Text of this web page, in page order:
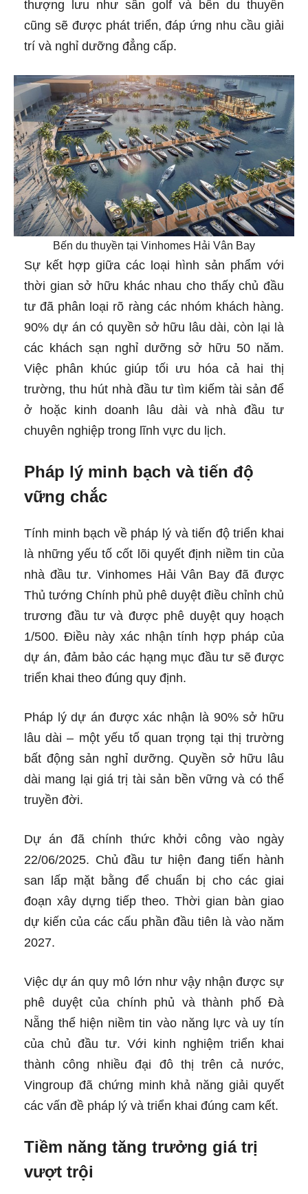
thượng lưu như sân golf và bến du thuyền
cũng sẽ được phát triển, đáp ứng nhu cầu giải
trí và nghỉ dưỡng đẳng cấp.
Bến du thuyền tại Vinhomes Hải Vân Bay
Sự kết hợp giữa các loại hình sản phẩm với
thời gian sở hữu khác nhau cho thấy chủ đầu
tư đã phân loại rõ ràng các nhóm khách hàng.
90% dự án có quyền sở hữu lâu dài, còn lại là
các khách sạn nghỉ dưỡng sở hữu 50 năm.
Việc phân khúc giúp tối ưu hóa cả hai thị
trường, thu hút nhà đầu tư tìm kiếm tài sản để
ở hoặc kinh doanh lâu dài và nhà đầu tư
chuyên nghiệp trong lĩnh vực du lịch.
Pháp lý minh bạch và tiến độ
vững chắc
Tính minh bạch về pháp lý và tiến độ triển khai
là những yếu tố cốt lõi quyết định niềm tin của
nhà đầu tư. Vinhomes Hải Vân Bay đã được
Thủ tướng Chính phủ phê duyệt điều chỉnh chủ
trương đầu tư và được phê duyệt quy hoạch
1/500. Điều này xác nhận tính hợp pháp của
dự án, đảm bảo các hạng mục đầu tư sẽ được
triển khai theo đúng quy định.
Pháp lý dự án được xác nhận là 90% sở hữu
lâu dài – một yếu tố quan trọng tại thị trường
bất động sản nghỉ dưỡng. Quyền sở hữu lâu
dài mang lại giá trị tài sản bền vững và có thể
truyền đời.
Dự án đã chính thức khởi công vào ngày
22/06/2025. Chủ đầu tư hiện đang tiến hành
san lấp mặt bằng để chuẩn bị cho các giai
đoạn xây dựng tiếp theo. Thời gian bàn giao
dự kiến của các cấu phần đầu tiên là vào năm
2027.
Việc dự án quy mô lớn như vậy nhận được sự
phê duyệt của chính phủ và thành phố Đà
Nẵng thể hiện niềm tin vào năng lực và uy tín
của chủ đầu tư. Với kinh nghiệm triển khai
thành công nhiều đại đô thị trên cả nước,
Vingroup đã chứng minh khả năng giải quyết
các vấn đề pháp lý và triển khai đúng cam kết.
Tiềm năng tăng trưởng giá trị
vượt trội